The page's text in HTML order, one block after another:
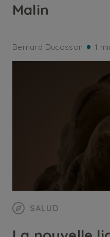
Malin
Bernard Ducosson 1
SALUD